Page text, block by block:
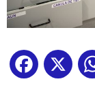
Facebook
X